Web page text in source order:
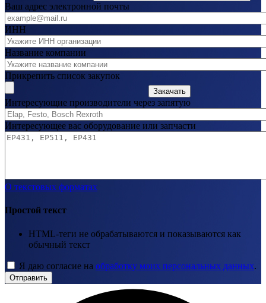
Ваш адрес электронной почты
ИНН
Название компании
Прикрепить список закупок
Закачать
Интересующие производители через запятую
Интересующее вас оборудование или запчасти
О текстовых форматах
Простой текст
HTML-теги не обрабатываются и показываются как
обычный текст
Я даю согласие на обработку моих персональных данных.
Отправить